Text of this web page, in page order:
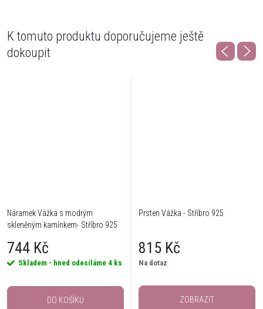
K tomuto produktu doporučujeme ještě
dokoupit
Náramek Vážka s modrým
skleněným kamínkem- Stříbro 925
744 Kč
Skladem - hned odesíláme 4 ks
DO KOŠÍKU
Prsten Vážka - Stříbro 925
815 Kč
Na dotaz
ZOBRAZIT